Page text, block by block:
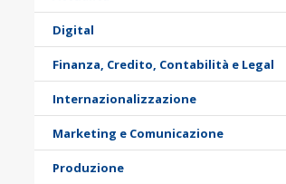
Digital
Finanza, Credito, Contabilità e Legal
Internazionalizzazione
Marketing e Comunicazione
Produzione